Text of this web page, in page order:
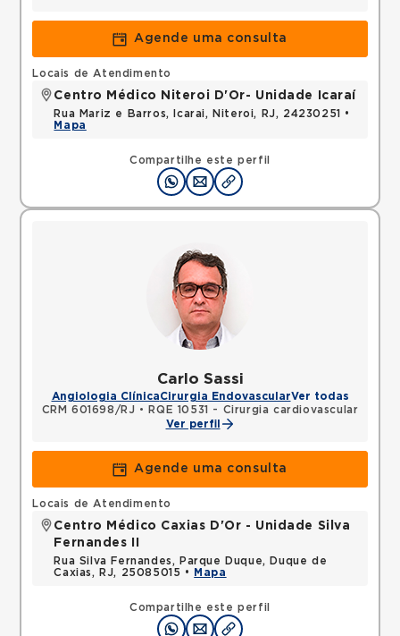
Agende uma consulta
Compartilhe este perfil
Locais de Atendimento
Centro Médico Niteroi D'Or- Unidade Icaraí
Rua Mariz e Barros, Icarai, Niteroi, RJ, 24230251 •
Mapa
Carlo Sassi
Angiologia ClínicaCirurgia EndovascularVer todas
CRM 601698/RJ •
RQE 10531 - Cirurgia cardiovascular
Ver perfil
Agende uma consulta
Compartilhe este perfil
Locais de Atendimento
Centro Médico Caxias D'Or - Unidade Silva
Fernandes II
Rua Silva Fernandes, Parque Duque, Duque de
Caxias, RJ, 25085015 •
Mapa